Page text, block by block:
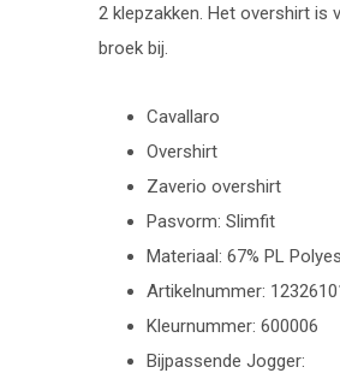
2 klepzakken. Het overshirt
broek bij.
Cavallaro
Overshirt
Zaverio overshirt
Pasvorm: Slimfit
Materiaal: 67% PL
Artikelnummer:
Kleurnummer: 600006
Bijpassende Jogger: